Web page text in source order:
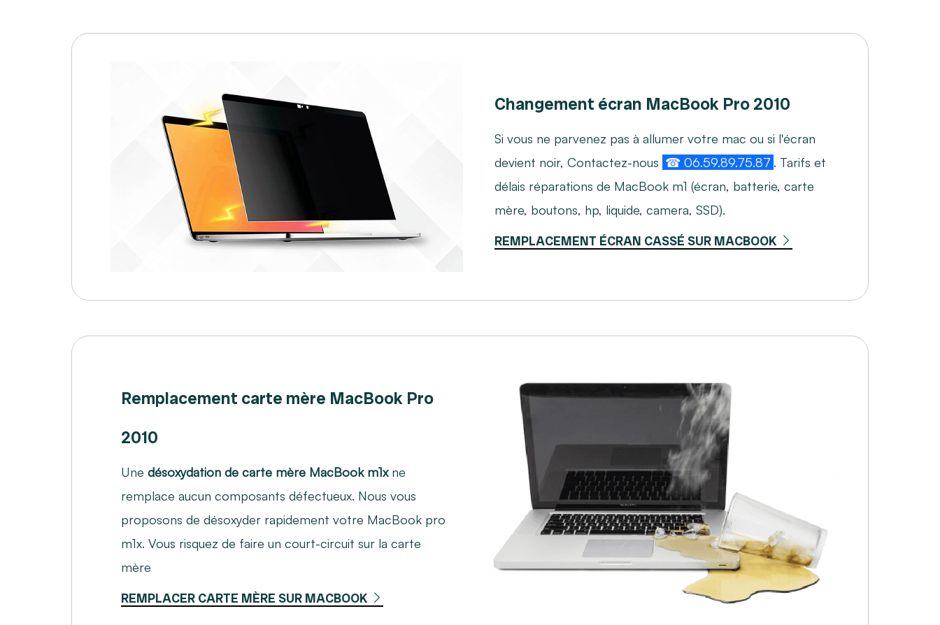
Changement écran MacBook Pro 2010
Si vous ne parvenez pas à allumer votre mac ou si l'écran
devient noir, Contactez-nous ☎ 06.59.89.75.87 . Tarifs et
délais réparations de MacBook m1 (écran, batterie, carte
mère, boutons, hp, liquide, camera, SSD).
REMPLACEMENT ÉCRAN CASSÉ SUR MACBOOK
Remplacement carte mère MacBook Pro
2010
Une désoxydation de carte mère MacBook m1xne
remplace aucun composants défectueux. Nous vous
proposons de désoxyder rapidement votre MacBook pro
m1x. Vous risquez de faire un court-circuit sur la carte
mère
REMPLACER CARTE MÈRE SUR MACBOOK